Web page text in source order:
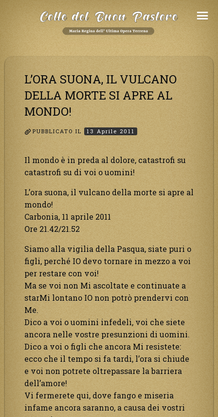
L’ORA SUONA, IL VULCANO
DELLA MORTE SI APRE AL
MONDO!
PUBBLICATO IL 13 Aprile 2011
Il mondo è in preda al dolore, catastrofi su
catastrofi su di voi o uomini!
L’ora suona, il vulcano della morte si apre al
mondo!
Carbonia, 11 aprile 2011
Ore 21.42/21.52
Siamo alla vigilia della Pasqua, siate puri o
figli, perché IO devo tornare in mezzo a voi
per restare con voi!
Ma se voi non Mi ascoltate e continuate a
starMi lontano IO non potrò prendervi con
Me.
Dico a voi o uomini infedeli, voi che siete
ancora nelle vostre presunzioni di uomini.
Dico a voi o figli che ancora Mi resistete:
ecco che il tempo si fa tardi, l’ora si chiude
e voi non potrete oltrepassare la barriera
dell’amore!
Vi fermerete qui, dove fango e miseria
infame ancora saranno, a causa dei vostri